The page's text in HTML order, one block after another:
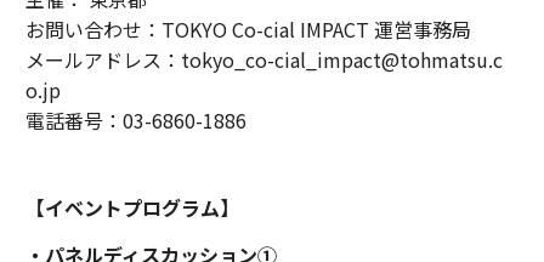
お問い合わせ：TOKYO Co-cial IMPACT 運営事務局
メールアドレス：tokyo_co-cial_impact@tohmatsu.c
o.jp
電話番号：03-6860-1886
【イベントプログラム】
・パネルディスカッション①